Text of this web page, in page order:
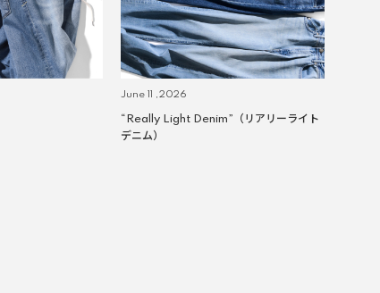
June 11 ,2026
“Really Light Denim”（リアリーライト
デニム）